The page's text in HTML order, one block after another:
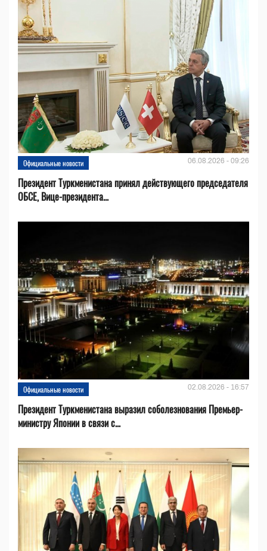
Официальные новости 06.08.2026 - 09:26
Президент Туркменистана принял действующего председателя
ОБСЕ, Вице-президента...
Официальные новости 02.08.2026 - 16:57
Президент Туркменистана выразил соболезнования Премьер-
министру Японии в связи с...